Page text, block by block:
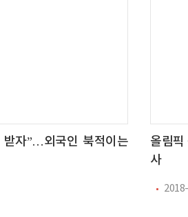
받자”…외국인 북적이는
올림픽
사